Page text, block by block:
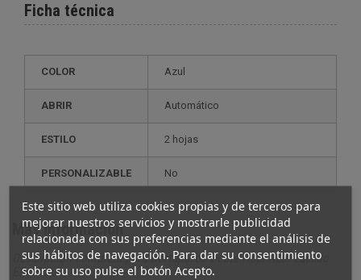
Este sitio web utiliza cookies propias y de terceros para
mejorar nuestros servicios y mostrarle publicidad
relacionada con sus preferencias mediante el análisis de
sus hábitos de navegación. Para dar su consentimiento
sobre su uso pulse el botón Acepto.
Ficha técnica
COLOR Azul
ABRIR Automático
ESTILO 2 hojas
PERSONALIZABLE no
Más información
Descripción completa para Cortapuros Doble Hoja Azul Lacado
Elie Bleu